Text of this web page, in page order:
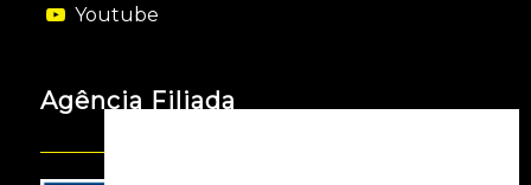
Youtube
Agência Filiada